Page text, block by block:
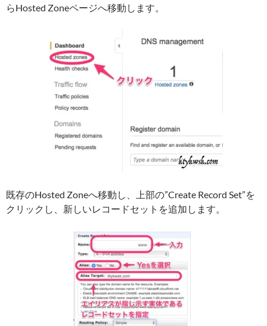
らHosted Zoneページへ移動します。
既存のHosted Zoneへ移動し、上部の”Create Record Set”を
クリックし、新しいレコードセットを追加します。